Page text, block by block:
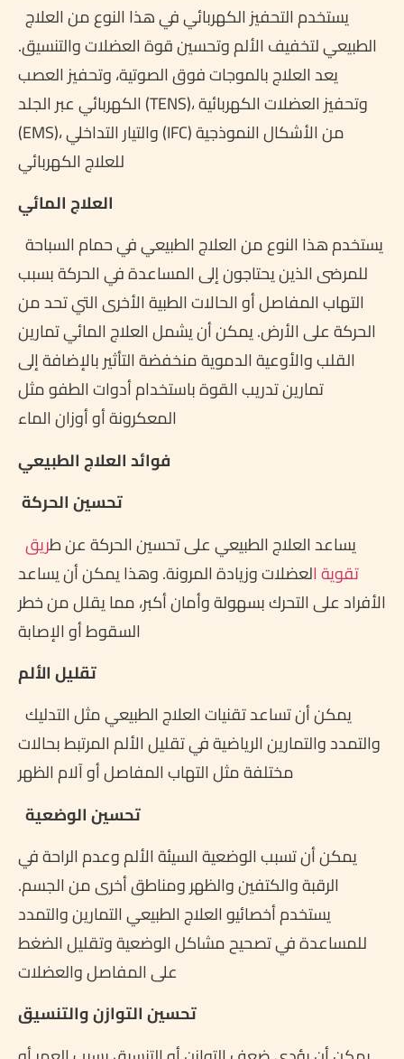
يستخدم التحفيز الكهربائي في هذا النوع من العلاج
الطبيعي لتخفيف الألم وتحسين قوة العضلات والتنسيق.
يعد العلاج بالموجات فوق الصوتية، وتحفيز العصب
الكهربائي عبر الجلد (TENS)، وتحفيز العضلات الكهربائية
(EMS)، والتيار التداخلي (IFC) من الأشكال النموذجية
للعلاج الكهربائي
العلاج المائي
يستخدم هذا النوع من العلاج الطبيعي في حمام السباحة
للمرضى الذين يحتاجون إلى المساعدة في الحركة بسبب
التهاب المفاصل أو الحالات الطبية الأخرى التي تحد من
الحركة على الأرض. يمكن أن يشمل العلاج المائي تمارين
القلب والأوعية الدموية منخفضة التأثير بالإضافة إلى
تمارين تدريب القوة باستخدام أدوات الطفو مثل
المعكرونة أو أوزان الماء
فوائد العلاج الطبيعي
تحسين الحركة
يساعد العلاج الطبيعي على تحسين الحركة عن طريق
تقوية العضلات وزيادة المرونة. وهذا يمكن أن يساعد
الأفراد على التحرك بسهولة وأمان أكبر، مما يقلل من خطر
السقوط أو الإصابة
يمكن أن تساعد تقنيات العلاج الطبيعي مثل التدليك
والتمدد والتمارين الرياضية في تقليل الألم المرتبط بحالات
مختلفة مثل التهاب المفاصل أو آلام الظهر
يمكن أن تسبب الوضعية السيئة الألم وعدم الراحة في
الرقبة والكتفين والظهر ومناطق أخرى من الجسم.
يستخدم أخصائيو العلاج الطبيعي التمارين والتمدد
للمساعدة في تصحيح مشاكل الوضعية وتقليل الضغط
على المفاصل والعضلات